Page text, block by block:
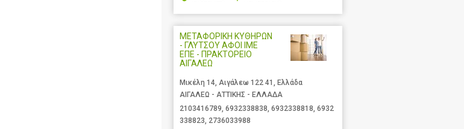
ΜΕΤΑΦΟΡΙΚΗ ΚΥΘΗΡΩΝ
- ΓΛΥΤΣΟΥ ΑΦΟΙ ΙΜΕ
ΕΠΕ - ΠΡΑΚΤΟΡΕΙΟ
ΑΙΓΑΛΕΩ
Μικέλη 14, Αιγάλεω 122 41, Ελλάδα
ΑΙΓΑΛΕΩ - ΑΤΤΙΚΗΣ - ΕΛΛΑΔΑ
2103416789 6932338838 6932338818 6932
338823 2736033988